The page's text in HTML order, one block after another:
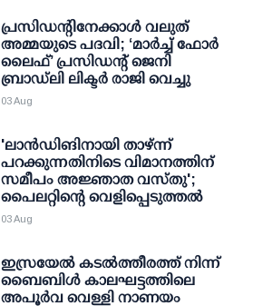
പ്രസിഡന്റിനേക്കാള്‍ വലുത്
അമ്മയുടെ പദവി; ‘മാര്‍ച്ച് ഫോര്‍
ലൈഫ്’ പ്രസിഡന്റ് ജെനി
ബ്രാഡ്ലി ലിക്ടര്‍ രാജി വെച്ചു
03 Aug
'ലാന്‍ഡിങിനായി താഴ്ന്ന്
പറക്കുന്നതിനിടെ വിമാനത്തിന്
സമീപം അജ്ഞാത വസ്തു';
പൈലറ്റിന്റെ വെളിപ്പെടുത്തല്‍
03 Aug
ഇസ്രയേൽ കടൽത്തീരത്ത് നിന്ന്
ബൈബിൾ കാലഘട്ടത്തിലെ
അപൂർവ വെള്ളി നാണയം